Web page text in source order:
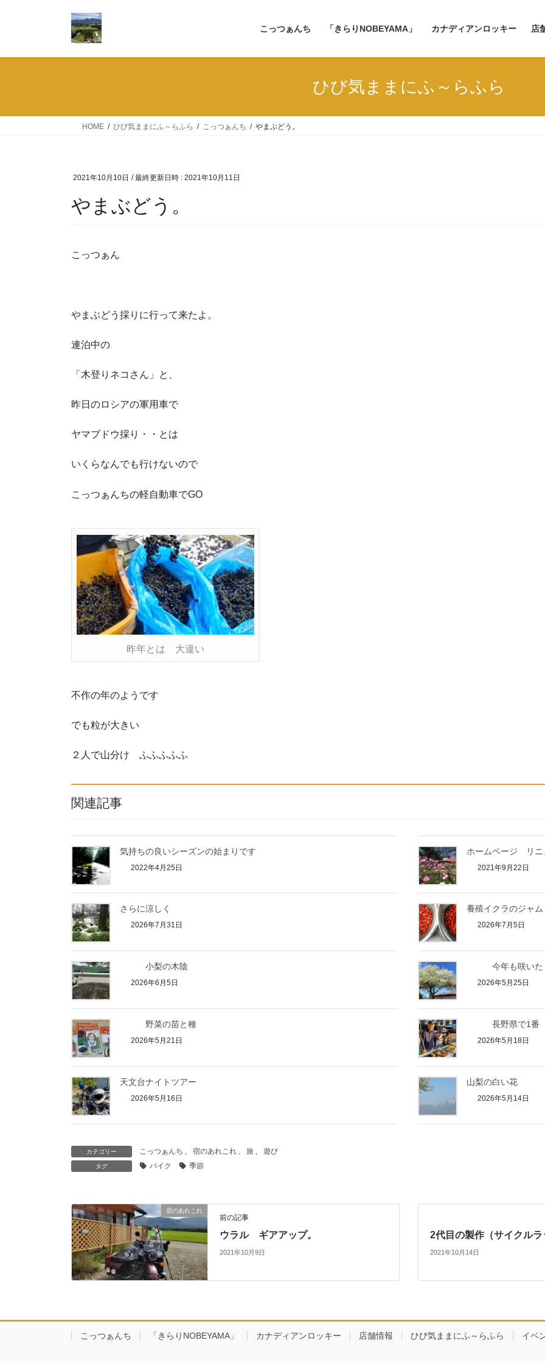
こっつぁんち 「きらりNOBEYAMA」 カナディアンロッキー 店
ひび気ままにふ～らふら
HOME ひび気ままにふ～らふら こっつぁんち やまぶどう。
2021年10月10日 / 最終更新日時 : 2021年10月11日
やまぶどう。
こっつぁん
やまぶどう採りに行って来たよ。
連泊中の
「木登りネコさん」と、
昨日のロシアの軍用車で
ヤマブドウ採り・・とは
いくらなんでも行けないので
こっつぁんちの軽自動車でGO
昨年とは 大違い
不作の年のようです
でも粒が大きい
２人で山分け ふふふふふ
関連記事
気持ちの良いシーズンの始まりです
2022年4月25日
ホームページ リニ
2021年9月22日
さらに涼しく
2026年7月31日
養殖イクラのジャム
2026年7月5日
小梨の木陰
2026年6月5日
今年も咲いた
2026年5月25日
野菜の苗と種
2026年5月21日
長野県で1番
2026年5月18日
天文台ナイトツアー
2026年5月16日
山梨の白い花
2026年5月14日
カテゴリー こっつぁんち 宿のあれこれ 旅 遊び
タグ バイク 季節
宿のあれこれ
前の記事
ウラル ギアアップ。
2021年10月9日
2代目の製作（サイクルラ
2021年10月14日
こっつぁんち 「きらりNOBEYAMA」 カナディアンロッキー 店舗情報 ひび気ままにふ～らふら イベ